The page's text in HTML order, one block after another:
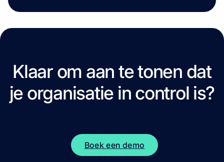
Klaar om aan te tonen dat
je organisatie in control is?
Boek een demo